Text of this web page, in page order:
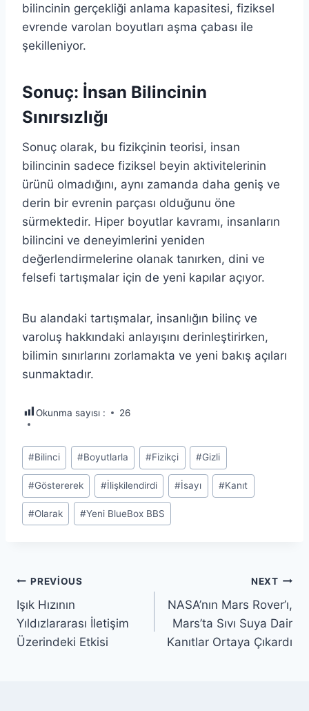
bilincinin gerçekliği anlama kapasitesi, fiziksel
evrende varolan boyutları aşma çabası ile
şekilleniyor.
Sonuç: İnsan Bilincinin
Sınırsızlığı
Sonuç olarak, bu fizikçinin teorisi, insan
bilincinin sadece fiziksel beyin aktivitelerinin
ürünü olmadığını, aynı zamanda daha geniş ve
derin bir evrenin parçası olduğunu öne
sürmektedir. Hiper boyutlar kavramı, insanların
bilincini ve deneyimlerini yeniden
değerlendirmelerine olanak tanırken, dini ve
felsefi tartışmalar için de yeni kapılar açıyor.
Bu alandaki tartışmalar, insanlığın bilinç ve
varoluş hakkındaki anlayışını derinleştirirken,
bilimin sınırlarını zorlamakta ve yeni bakış açıları
sunmaktadır.
Okunma sayısı : 26
Post
Tags:
#Bilinci #Boyutlarla #Fizikçi #Gizli
#Göstererek #İlişkilendirdi #İsayı #Kanıt
#Olarak #Yeni BlueBox BBS
Yazı
gezinmesi
PREVIOUS
Işık Hızının
Yıldızlararası İletişim
Üzerindeki Etkisi
NEXT
NASA’nın Mars Rover’ı,
Mars’ta Sıvı Suya Dair
Kanıtlar Ortaya Çıkardı